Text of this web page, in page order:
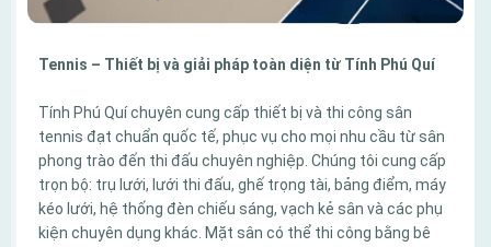
Tennis – Thiết bị và giải pháp toàn diện từ Tính Phú Quí
Tính Phú Quí chuyên cung cấp thiết bị và thi công sân
tennis đạt chuẩn quốc tế, phục vụ cho mọi nhu cầu từ sân
phong trào đến thi đấu chuyên nghiệp. Chúng tôi cung cấp
trọn bộ: trụ lưới, lưới thi đấu, ghế trọng tài, bảng điểm, máy
kéo lưới, hệ thống đèn chiếu sáng, vạch kẻ sân và các phụ
kiện chuyên dụng khác. Mặt sân có thể thi công bằng bê